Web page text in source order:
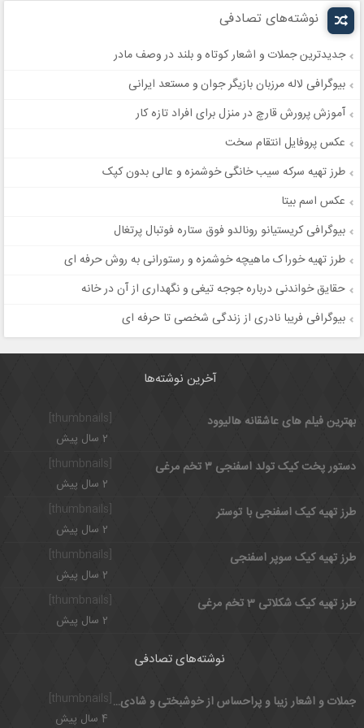
نوشته‌های تصادفی
جدیدترین جملات و اشعار کوتاه و بلند در وصف مادر
بیوگرافی لاله مرزبان بازیگر جوان و مستعد ایرانی
آموزش پرورش قارچ در منزل برای افراد تازه کار
عکس پروفایل انتقام سخت
طرز تهیه سرکه سیب خانگی خوشمزه و عالی بدون کپک
عکس اسم بیتا
بیوگرافی کریستیانو رونالدو فوق ستاره فوتبال پرتغال
طرز تهیه خوراک ماهیچه خوشمزه و رستورانی به روش حرفه ای
حقایق خواندنی درباره جوجه تیغی و نگهداری از آن در خانه
بیوگرافی فریبا نادری از زندگی شخصی تا حرفه ای
آخرین نوشته‌ها
بهترین فیلم های عاشقانه هالیوود
2 سال پیش
[thumbnails]
دستور پخت کیک تولد اسفنجی ۳ تخم مرغی
2 سال پیش
طرز تهیه کیک اسفنجی با توستر
2 سال پیش
[thumbnails]
طرز تهیه کیک سوپر اسفنجی
2 سال پیش
طرز تهیه کیک شکلاتی 3 تخم مرغی
2 سال پیش
نوشته‌های تصادفی
[thumbnails] جملات و اشعار زیبا و پراحساس از خوشبختی و شادی و عشق
4 سال پیش